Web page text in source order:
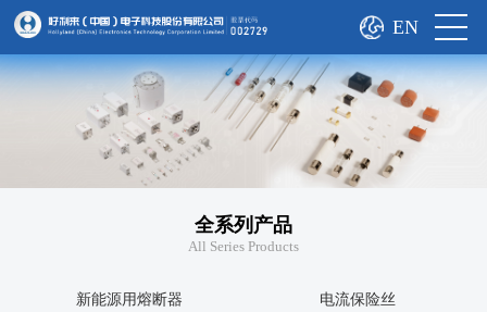
EN
全系列产品
All Series Products
新能源用熔断器 电流保险丝